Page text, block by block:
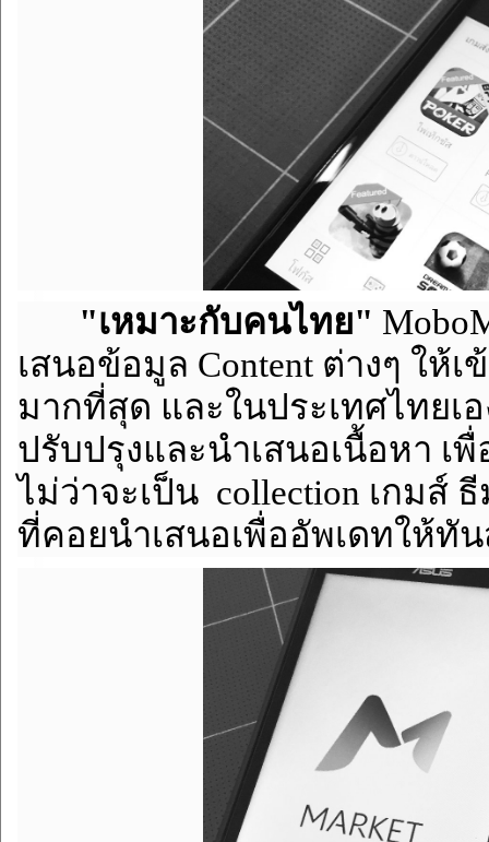
"เหมาะกับคนไทย"
เสนอข้อมูล Content ต่างๆ ให้
มากที่สุด และในประเทศไทยเ
ปรับปรุงและนำเสนอเนื้อหา เ
ไม่ว่าจะเป็น collection เกมส์
ที่คอยนำเสนอเพื่ออัพเดทให้ทั